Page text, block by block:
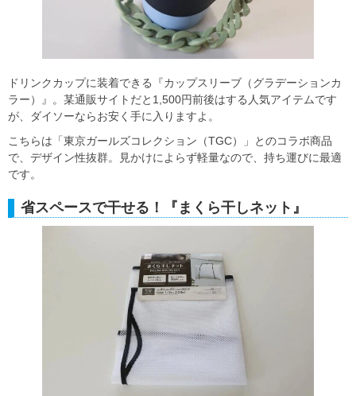
ドリンクカップに装着できる『カップスリーブ（グラデーションカ
ラー）』。某通販サイトだと1,500円前後はする人気アイテムです
が、ダイソーならお安く手に入りますよ。
こちらは「東京ガールズコレクション（TGC）」とのコラボ商品
で、デザイン性抜群。見かけによらず軽量なので、持ち運びに最適
です。
省スペースで干せる！『まくら干しネット』